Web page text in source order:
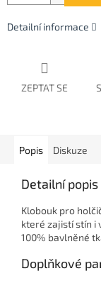
Detailní informace
ZEPTAT SE
Popis Diskuze
Detailní
Klobouk pro
které zajistí stín i
100% bavlněné
Doplňkové